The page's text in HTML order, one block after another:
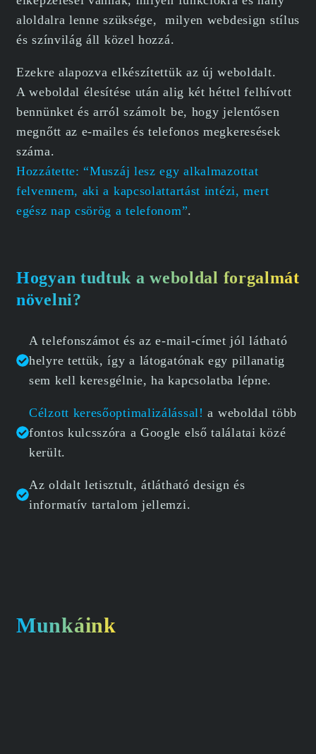
aloldalra lenne szüksége, milyen webdesign stílus
és színvilág áll közel hozzá.
Ezekre alapozva elkészítettük az új weboldalt.
A weboldal élesítése után alig két héttel felhívott
bennünket és arról számolt be, hogy jelentősen
megnőtt az e-mailes és telefonos megkeresések
száma.
Hozzátette: “Muszáj lesz egy alkalmazottat
felvennem, aki a kapcsolattartást intézi, mert
egész nap csörög a telefonom”.
Hogyan tudtuk a weboldal forgalmát
növelni?
A telefonszámot és az e-mail-címet jól látható
helyre tettük, így a látogatónak egy pillanatig
sem kell keresgélnie, ha kapcsolatba lépne.
Célzott keresőoptimalizálással! a weboldal több
fontos kulcsszóra a Google első találatai közé
került.
Az oldalt letisztult, átlátható design és
informatív tartalom jellemzi.
Munkáink